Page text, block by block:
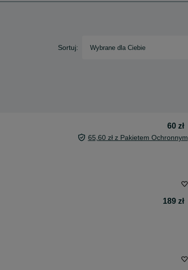
Sortuj: Wybrane dla Ciebie
60 zł
65,60 zł z Pakietem Ochronnym
189 zł